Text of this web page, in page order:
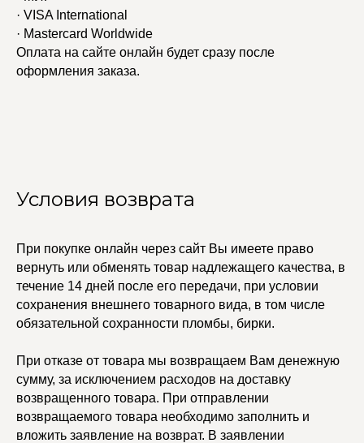
· VISA International
· Mastercard Worldwide
Оплата на сайте онлайн будет сразу после
оформления заказа.
Условия возврата
При покупке онлайн через сайт Вы имеете право
вернуть или обменять товар надлежащего качества, в
течение 14 дней после его передачи, при условии
сохранения внешнего товарного вида, в том числе
обязательной сохранности пломбы, бирки.
При отказе от товара мы возвращаем Вам денежную
сумму, за исключением расходов на доставку
возвращенного товара. При отправлении
возвращаемого товара необходимо заполнить и
вложить заявление на возврат. В заявлении
+7 (965) 622-73-33
Доставка и оплата
Возврат и гарантия
© 2021-2025 Edalinjewelry. Все права защищены.
Политика
конфиденциальности
Кольца
Ремни
Серьги
Чокеры
Трансформеры